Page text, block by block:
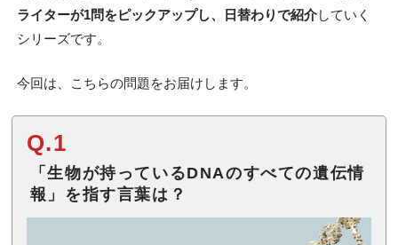
ライターが1問をピックアップし、日替わりで紹介していく
シリーズです。
今回は、こちらの問題をお届けします。
Q.1
「生物が持っているDNAのすべての遺伝情
報」を指す言葉は？